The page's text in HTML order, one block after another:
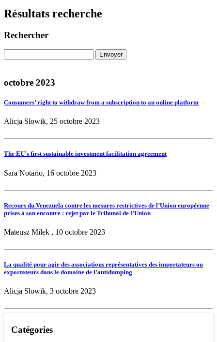
Résultats recherche
Rechercher
octobre 2023
Consumers’ right to withdraw from a subscription to an online platform
Alicja Slowik, 25 octobre 2023
The EU’s first sustainable investment facilitation agreement
Sara Notario, 16 octobre 2023
Recours du Venezuela contre les mesures restrictives de l’Union européenne
prises à son encontre : rejet par le Tribunal de l’Union
Mateusz Milek , 10 octobre 2023
La qualité pour agir des associations représentatives des importateurs ou
exportateurs dans le domaine de l’antidumping
Alicja Slowik, 3 octobre 2023
Catégories